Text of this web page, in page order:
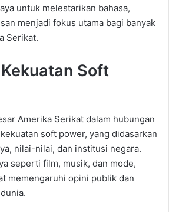
untuk melestarikan bahasa,
menjadi fokus utama bagi banyak
Serikat.
Soft
Amerika Serikat dalam hubungan
soft power, yang didasarkan
nilai-nilai, dan institusi negara.
seperti film, musik, dan mode,
memengaruhi opini publik dan